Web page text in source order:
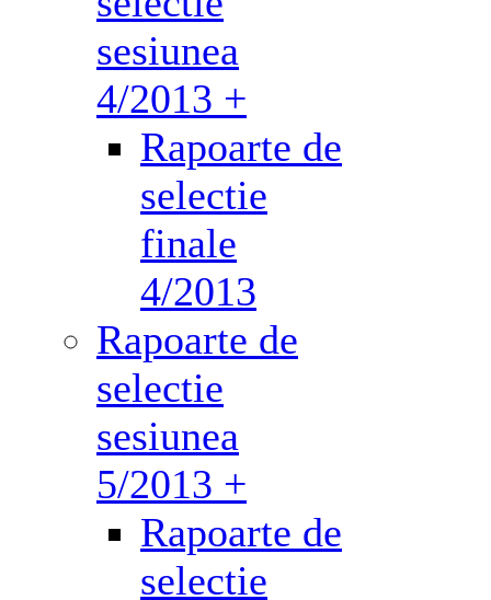
sesiunea
4/2013 +
Rapoarte de
selectie
finale
4/2013
Rapoarte de
selectie
sesiunea
5/2013 +
Rapoarte de
selectie